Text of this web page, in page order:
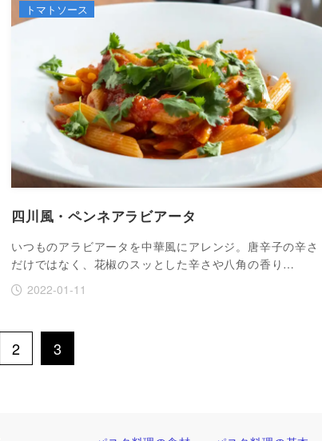
四川風・ペンネアラビアータ
いつものアラビアータを中華風にアレンジ。唐辛子の辛さ
だけではなく、花椒のスッとした辛さや八角の香り…
2022-01-11
トマトソース
2 3